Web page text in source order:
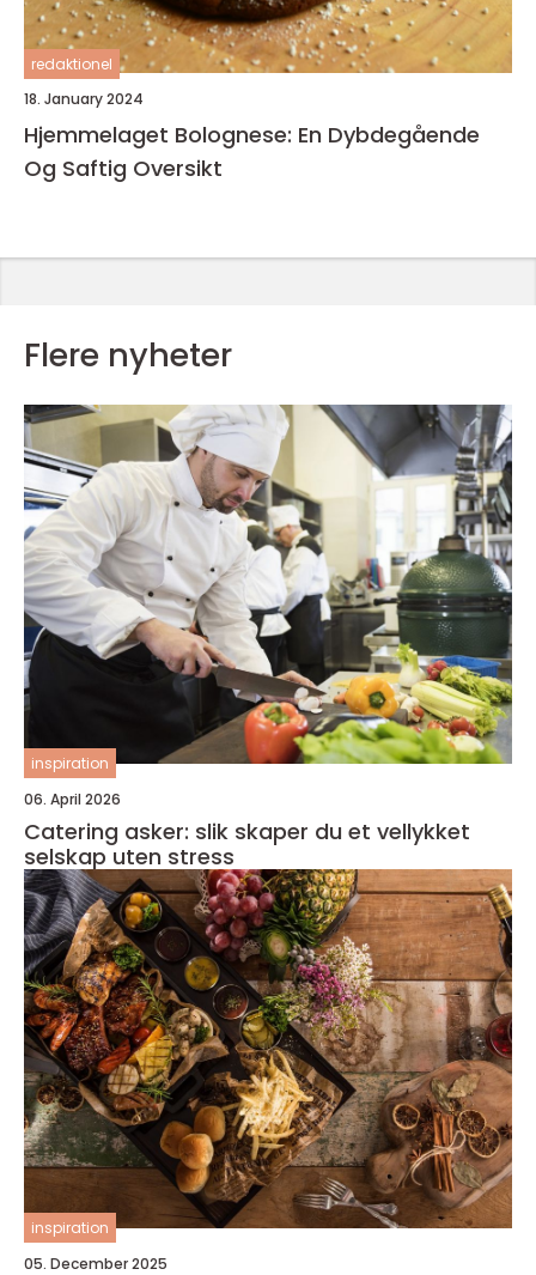
redaktionel
18. January 2024
Hjemmelaget Bolognese: En Dybdegående
Og Saftig Oversikt
Flere nyheter
inspiration
06. April 2026
Catering asker: slik skaper du et vellykket
selskap uten stress
inspiration
05. December 2025